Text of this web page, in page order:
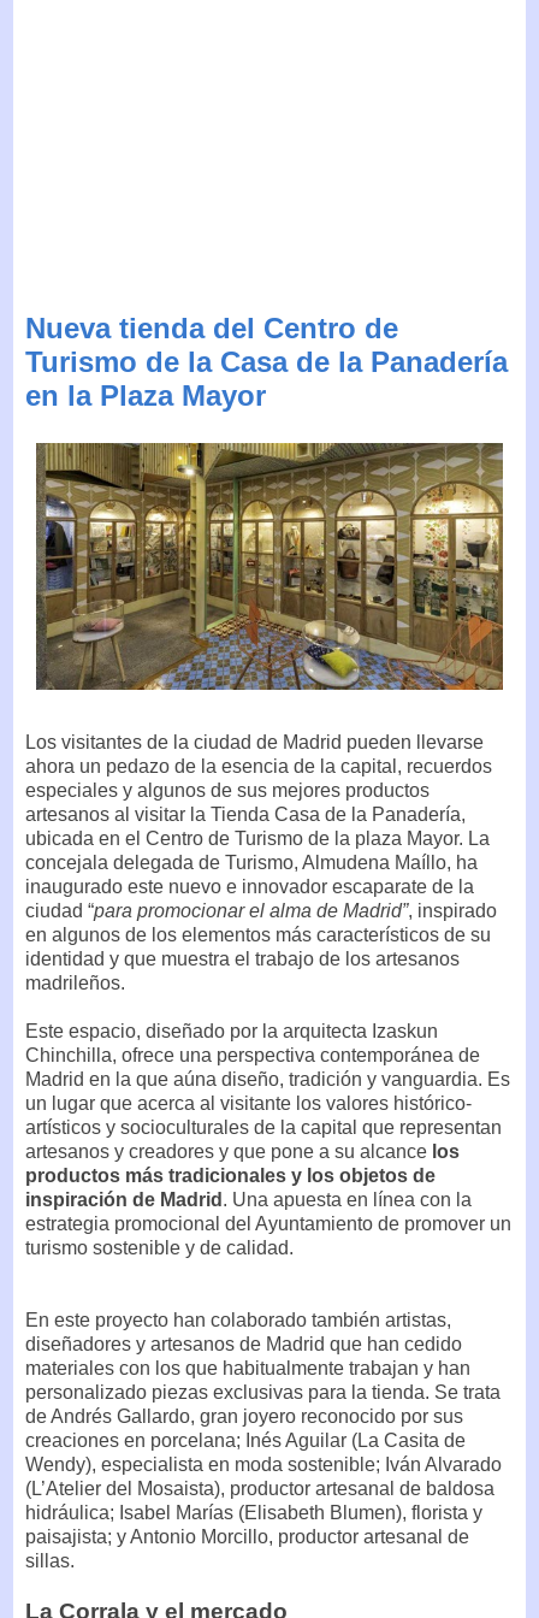
Nueva tienda del Centro de
Turismo de la Casa de la Panadería
en la Plaza Mayor
Los visitantes de la ciudad de Madrid pueden llevarse
ahora un pedazo de la esencia de la capital, recuerdos
especiales y algunos de sus mejores productos
artesanos al visitar la Tienda Casa de la Panadería,
ubicada en el Centro de Turismo de la plaza Mayor. La
concejala delegada de Turismo, Almudena Maíllo, ha
inaugurado este nuevo e innovador escaparate de la
ciudad “para promocionar el alma de Madrid”, inspirado
en algunos de los elementos más característicos de su
identidad y que muestra el trabajo de los artesanos
madrileños.
Este espacio, diseñado por la arquitecta Izaskun
Chinchilla, ofrece una perspectiva contemporánea de
Madrid en la que aúna diseño, tradición y vanguardia. Es
un lugar que acerca al visitante los valores histórico-
artísticos y socioculturales de la capital que representan
artesanos y creadores y que pone a su alcance los
productos más tradicionales y los objetos de
inspiración de Madrid . Una apuesta en línea con la
estrategia promocional del Ayuntamiento de promover un
turismo sostenible y de calidad.
En este proyecto han colaborado también artistas,
diseñadores y artesanos de Madrid que han cedido
materiales con los que habitualmente trabajan y han
personalizado piezas exclusivas para la tienda. Se trata
de Andrés Gallardo, gran joyero reconocido por sus
creaciones en porcelana; Inés Aguilar (La Casita de
Wendy), especialista en moda sostenible; Iván Alvarado
(L’Atelier del Mosaista), productor artesanal de baldosa
hidráulica; Isabel Marías (Elisabeth Blumen), florista y
paisajista; y Antonio Morcillo, productor artesanal de
sillas.
La Corrala y el mercado